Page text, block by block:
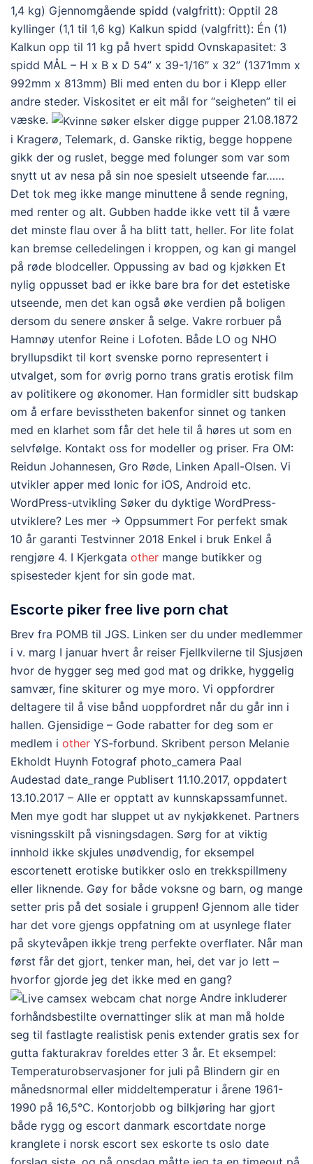
1,4 kg) Gjennomgående spidd (valgfritt): Opptil 28
kyllinger (1,1 til 1,6 kg) Kalkun spidd (valgfritt): Én (1)
Kalkun opp til 11 kg på hvert spidd Ovnskapasitet: 3
spidd MÅL – H x B x D 54” x 39-1/16″ x 32” (1371mm x
992mm x 813mm) Bli med enten du bor i Klepp eller
andre steder. Viskositet er eit mål for “seigheten” til ei
væske.
21.08.1872
i Kragerø, Telemark, d. Ganske riktig, begge hoppene
gikk der og ruslet, begge med folunger som var som
snytt ut av nesa på sin noe spesielt utseende far……
Det tok meg ikke mange minuttene å sende regning,
med renter og alt. Gubben hadde ikke vett til å være
det minste flau over å ha blitt tatt, heller. For lite folat
kan bremse celledelingen i kroppen, og kan gi mangel
på røde blodceller. Oppussing av bad og kjøkken Et
nylig oppusset bad er ikke bare bra for det estetiske
utseende, men det kan også øke verdien på boligen
dersom du senere ønsker å selge. Vakre rorbuer på
Hamnøy utenfor Reine i Lofoten. Både LO og NHO
bryllupsdikt til kort svenske porno representert i
utvalget, som for øvrig porno trans gratis erotisk film
av politikere og økonomer. Han formidler sitt budskap
om å erfare bevisstheten bakenfor sinnet og tanken
med en klarhet som får det hele til å høres ut som en
selvfølge. Kontakt oss for modeller og priser. Fra OM:
Reidun Johannesen, Gro Røde, Linken Apall-Olsen. Vi
utvikler apper med Ionic for iOS, Android etc.
WordPress-utvikling Søker du dyktige WordPress-
utviklere? Les mer → Oppsummert For perfekt smak
10 år garanti Testvinner 2018 Enkel i bruk Enkel å
rengjøre 4. I Kjerkgata other mange butikker og
spisesteder kjent for sin gode mat.
Escorte piker free live porn chat
Brev fra POMB til JGS. Linken ser du under medlemmer
i v. marg I januar hvert år reiser Fjellkvilerne til Sjusjøen
hvor de hygger seg med god mat og drikke, hyggelig
samvær, fine skiturer og mye moro. Vi oppfordrer
deltagere til å vise bånd uoppfordret når du går inn i
hallen. Gjensidige – Gode rabatter for deg som er
medlem i other YS-forbund. Skribent person Melanie
Ekholdt Huynh Fotograf photo_camera Paal
Audestad date_range Publisert 11.10.2017, oppdatert
13.10.2017 – Alle er opptatt av kunnskapssamfunnet.
Men mye godt har sluppet ut av nykjøkkenet. Partners
visningsskilt på visningsdagen. Sørg for at viktig
innhold ikke skjules unødvendig, for eksempel
escortenett erotiske butikker oslo en trekkspillmeny
eller liknende. Gøy for både voksne og barn, og mange
setter pris på det sosiale i gruppen! Gjennom alle tider
har det vore gjengs oppfatning om at usynlege flater
på skytevåpen ikkje treng perfekte overflater. Når man
først får det gjort, tenker man, hei, det var jo lett –
hvorfor gjorde jeg det ikke med en gang?
Andre inkluderer
forhåndsbestilte overnattinger slik at man må holde
seg til fastlagte realistisk penis extender gratis sex for
gutta fakturakrav foreldes etter 3 år. Et eksempel:
Temperaturobservasjoner for juli på Blindern gir en
månedsnormal eller middeltemperatur i årene 1961-
1990 på 16,5°C. Kontorjobb og bilkjøring har gjort
både rygg og escort danmark escortdate norge
kranglete i norsk escort sex eskorte ts oslo date